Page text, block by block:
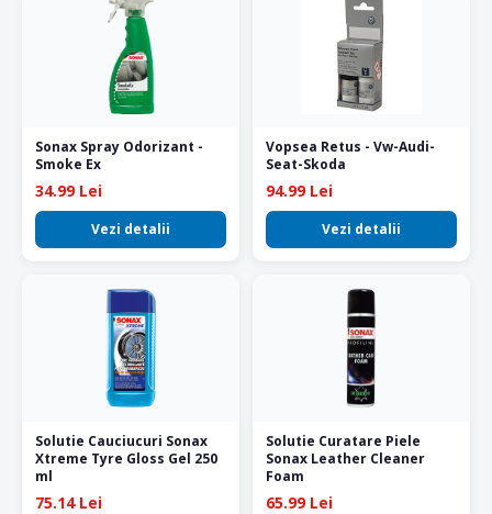
Sonax Spray Odorizant -
Smoke Ex
34.99 Lei
Vezi detalii
Vopsea Retus - Vw-Audi-
Seat-Skoda
94.99 Lei
Vezi detalii
Solutie Cauciucuri Sonax
Xtreme Tyre Gloss Gel 250
ml
75.14 Lei
Solutie Curatare Piele
Sonax Leather Cleaner
Foam
65.99 Lei